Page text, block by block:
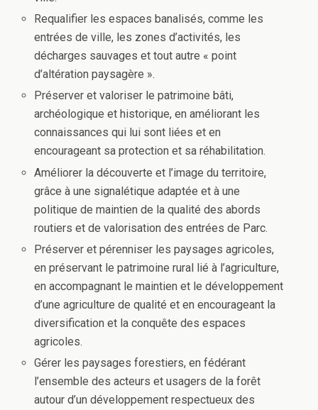
Requalifier les espaces banalisés, comme les
entrées de ville, les zones d’activités, les
décharges sauvages et tout autre « point
d’altération paysagère ».
Préserver et valoriser le patrimoine bâti,
archéologique et historique, en améliorant les
connaissances qui lui sont liées et en
encourageant sa protection et sa réhabilitation.
Améliorer la découverte et l’image du territoire,
grâce à une signalétique adaptée et à une
politique de maintien de la qualité des abords
routiers et de valorisation des entrées de Parc.
Préserver et pérenniser les paysages agricoles,
en préservant le patrimoine rural lié à l’agriculture,
en accompagnant le maintien et le développement
d’une agriculture de qualité et en encourageant la
diversification et la conquête des espaces
agricoles.
Gérer les paysages forestiers, en fédérant
l’ensemble des acteurs et usagers de la forêt
autour d’un développement respectueux des